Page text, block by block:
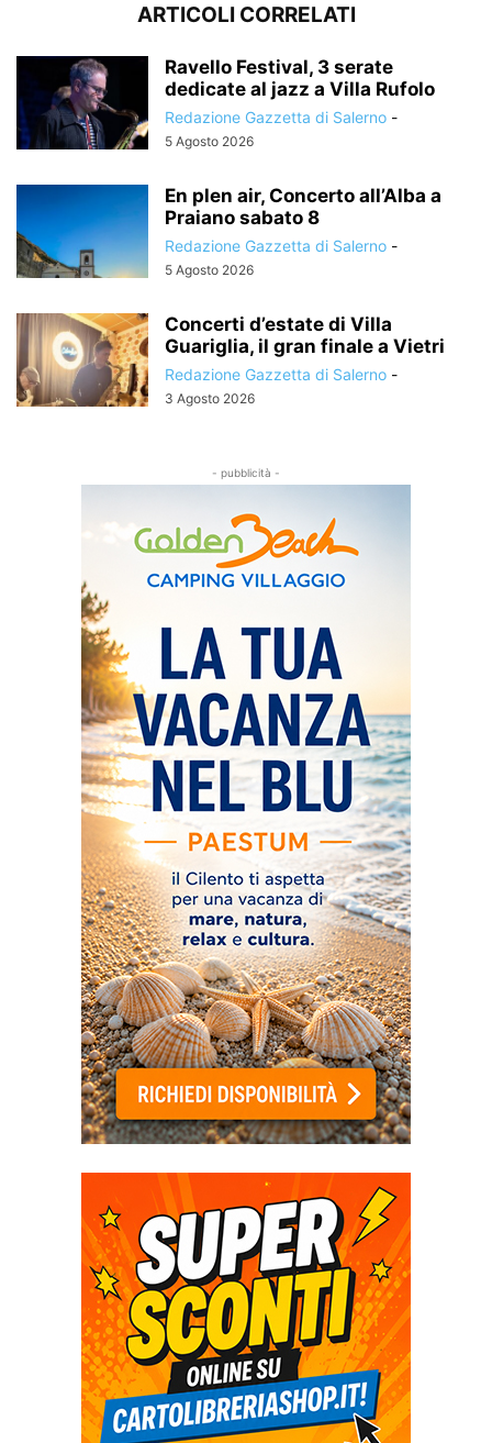
ARTICOLI CORRELATI
Ravello Festival, 3 serate
dedicate al jazz a Villa Rufolo
Redazione Gazzetta di Salerno -
5 Agosto 2026
En plen air, Concerto all’Alba a
Praiano sabato 8
Redazione Gazzetta di Salerno -
5 Agosto 2026
Concerti d’estate di Villa
Guariglia, il gran finale a Vietri
Redazione Gazzetta di Salerno -
3 Agosto 2026
- pubblicità -